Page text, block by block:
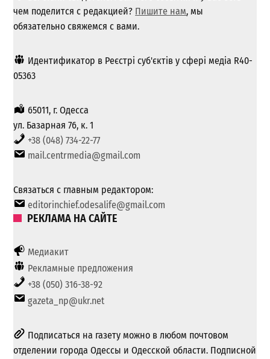
чем поделится с редакцией? Пишите нам, мы
обязательно свяжемся с вами.
Идентификатор в Реєстрі суб'єктів у сфері медіа R40-
05363
65011, г. Одесса
ул. Базарная 76, к. 1
+38 (048) 734-22-77
mail.centrmedia@gmail.com
Связаться с главным редактором:
editorinchief.odesalife@gmail.com
РЕКЛАМА НА САЙТЕ
Медиакит
Рекламные предложения
+38 (050) 316-38-92
gazeta_np@ukr.net
Подписаться на газету можно в любом почтовом
отделении города Одессы и Одесской области. Подписной